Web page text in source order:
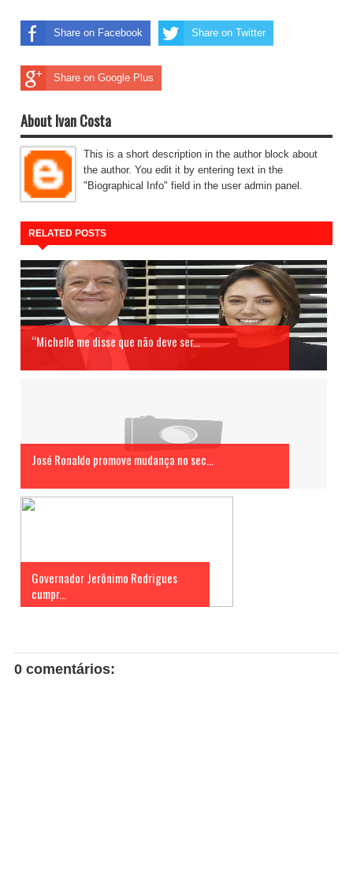
Share on Facebook Share on Twitter
Share on Google Plus
About Ivan Costa
This is a short description in the author block about
the author. You edit it by entering text in the
"Biographical Info" field in the user admin panel.
RELATED POSTS
“Michelle me disse que não deve ser...
José Ronaldo promove mudança no sec...
Governador Jerônimo Rodrigues
cumpr...
0 comentários: